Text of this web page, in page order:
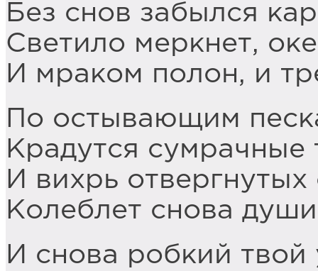
Без снов забылся
Светило меркнет,
И мраком полон, и
По остывающим
Крадутся сумрачные
И вихрь
Колеблет снова
И снова робкий твой